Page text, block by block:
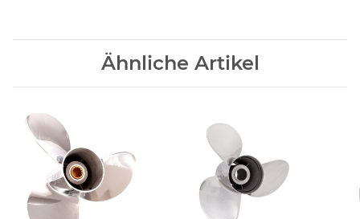
Ähnliche Artikel